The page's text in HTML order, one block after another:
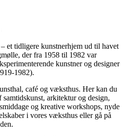
et tidligere kunstnerhjem ud til havet
der fra 1958 til 1982 var
kunstner og designer
1982).
café og væksthus. Her kan du
arkitektur og design,
og kreative workshops, nyde
i vores væksthus eller gå på